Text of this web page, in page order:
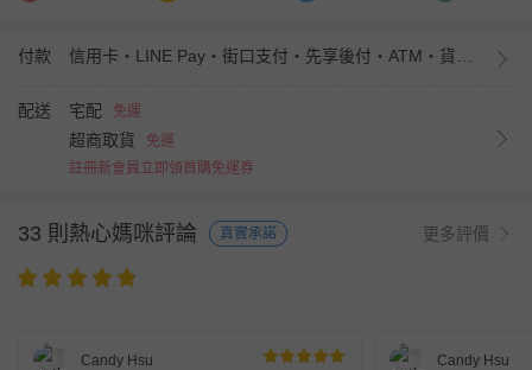
付款
配送 宅配 免運
超商取貨
免運
註冊新會員立即領首購免運券
33 則熱心媽咪評論 真實承諾 更多評價
Candy Hsu Candy Hsu